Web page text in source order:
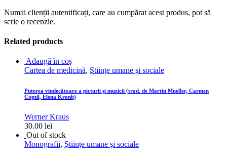
Numai clienții autentificați, care au cumpărat acest produs, pot să
scrie o recenzie.
Related products
Adaugă în coș
Cartea de medicină, Ştiinţe umane şi sociale
Puterea vindecătoare a picturii și muzicii (trad. de Martin Mueller, Carmen
Coptil, Elena Kronb)
Werner Kraus
30.00 lei
Out of stock
Monografii, Ştiinţe umane şi sociale